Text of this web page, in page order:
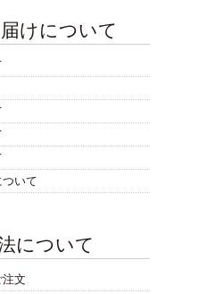
けについて
いて
について
文